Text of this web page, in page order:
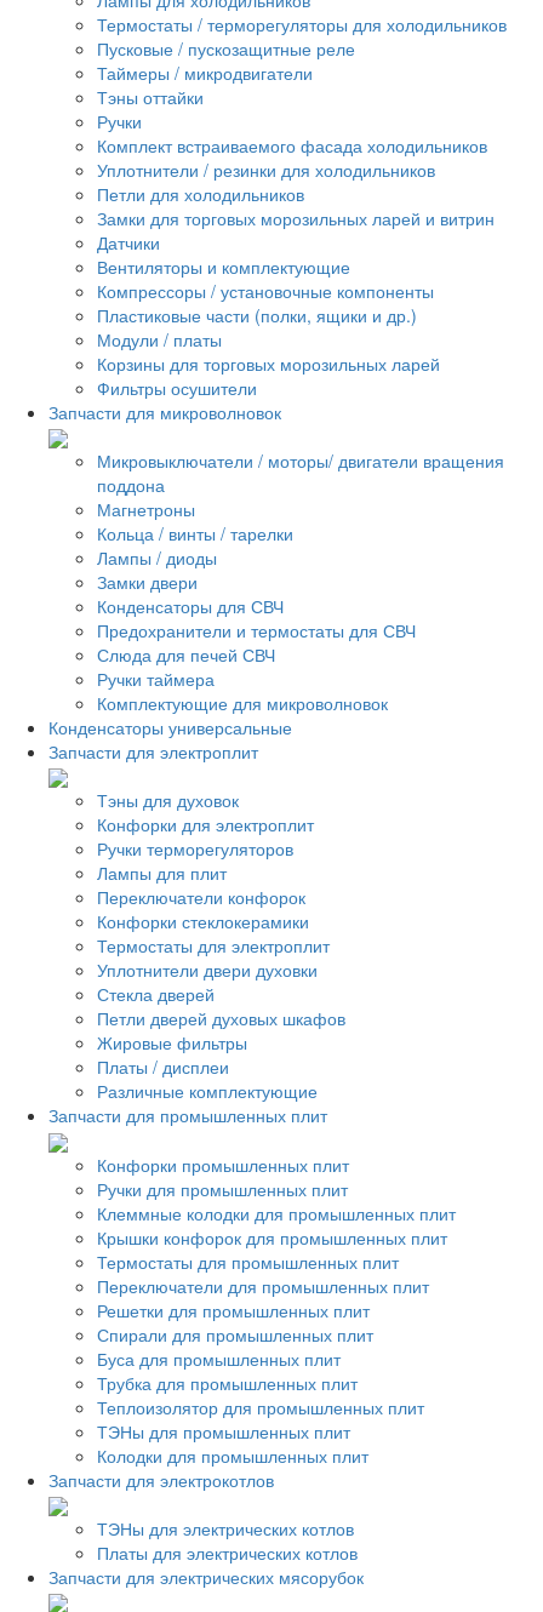
Термостаты / терморегуляторы для холодильников
Пусковые / пускозащитные реле
Таймеры / микродвигатели
Тэны оттайки
Ручки
Комплект встраиваемого фасада холодильников
Уплотнители / резинки для холодильников
Петли для холодильников
Замки для торговых морозильных ларей и витрин
Датчики
Вентиляторы и комплектующие
Компрессоры / установочные компоненты
Пластиковые части (полки, ящики и др.)
Модули / платы
Корзины для торговых морозильных ларей
Фильтры осушители
Запчасти для микроволновок
Микровыключатели / моторы/ двигатели вращения
поддона
Магнетроны
Кольца / винты / тарелки
Лампы / диоды
Замки двери
Конденсаторы для СВЧ
Предохранители и термостаты для СВЧ
Слюда для печей СВЧ
Ручки таймера
Комплектующие для микроволновок
Конденсаторы универсальные
Запчасти для электроплит
Тэны для духовок
Конфорки для электроплит
Ручки терморегуляторов
Лампы для плит
Переключатели конфорок
Конфорки стеклокерамики
Термостаты для электроплит
Уплотнители двери духовки
Стекла дверей
Петли дверей духовых шкафов
Жировые фильтры
Платы / дисплеи
Различные комплектующие
Запчасти для промышленных плит
Конфорки промышленных плит
Ручки для промышленных плит
Клеммные колодки для промышленных плит
Крышки конфорок для промышленных плит
Термостаты для промышленных плит
Переключатели для промышленных плит
Решетки для промышленных плит
Спирали для промышленных плит
Буса для промышленных плит
Трубка для промышленных плит
Теплоизолятор для промышленных плит
ТЭНы для промышленных плит
Колодки для промышленных плит
Запчасти для электрокотлов
ТЭНы для электрических котлов
Платы для электрических котлов
Запчасти для электрических мясорубок